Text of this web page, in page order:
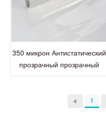
350 микрон Антистатический
прозрачный прозрачный
1